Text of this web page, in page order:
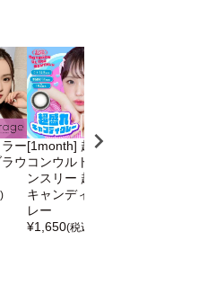
ー
ウ
[1month] 超モテ
コンウルトラマ
ンスリー 超盛れ
キャンディーグ
レー
¥1,650(税込)